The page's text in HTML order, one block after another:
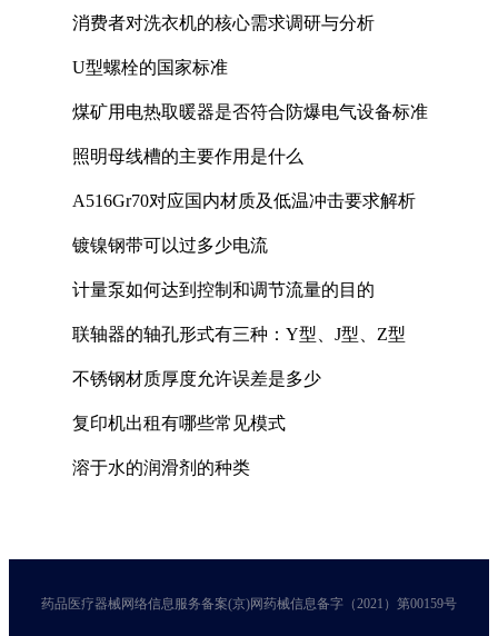
消费者对洗衣机的核心需求调研与分析
U型螺栓的国家标准
煤矿用电热取暖器是否符合防爆电气设备标准
照明母线槽的主要作用是什么
A516Gr70对应国内材质及低温冲击要求解析
镀镍钢带可以过多少电流
计量泵如何达到控制和调节流量的目的
联轴器的轴孔形式有三种：Y型、J型、Z型
不锈钢材质厚度允许误差是多少
复印机出租有哪些常见模式
溶于水的润滑剂的种类
药品医疗器械网络信息服务备案(京)网药械信息备字（2021）第00159号